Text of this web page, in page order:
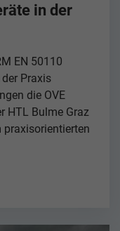
in der
EN 50110
Praxis
die OVE
HTL Bulme Graz
praxisorientierten